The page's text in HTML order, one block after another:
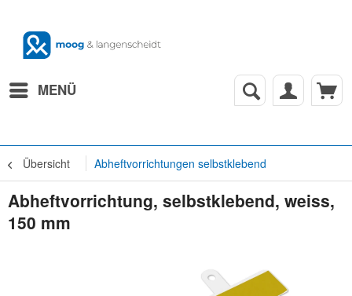
MENÜ
Übersicht Abheftvorrichtungen selbstklebend
Abheftvorrichtung, selbstklebend, weiss,
150 mm